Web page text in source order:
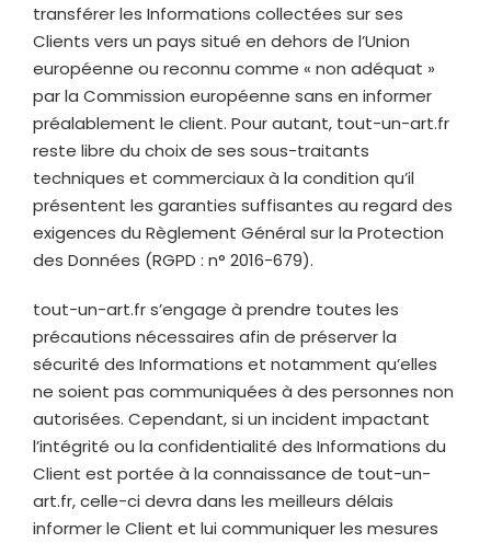
transférer les Informations collectées sur ses
Clients vers un pays situé en dehors de l’Union
européenne ou reconnu comme « non adéquat »
par la Commission européenne sans en informer
préalablement le client. Pour autant, tout-un-art.fr
reste libre du choix de ses sous-traitants
techniques et commerciaux à la condition qu’il
présentent les garanties suffisantes au regard des
exigences du Règlement Général sur la Protection
des Données (RGPD : n° 2016-679).
tout-un-art.frs’engage à prendre toutes les
précautions nécessaires afin de préserver la
sécurité des Informations et notamment qu’elles
ne soient pas communiquées à des personnes non
autorisées. Cependant, si un incident impactant
l’intégrité ou la confidentialité des Informations du
Client est portée à la connaissance de tout-un-
art.fr, celle-ci devra dans les meilleurs délais
informer le Client et lui communiquer les mesures